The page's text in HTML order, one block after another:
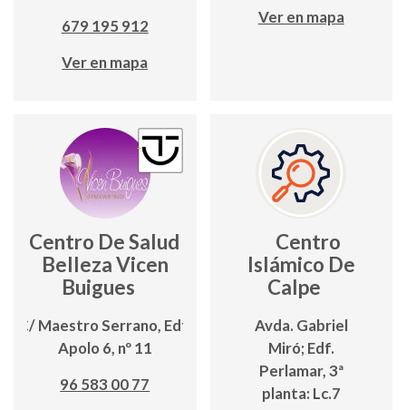
679 195 912
Ver en mapa
Ver en mapa
Centro De Salud y
Belleza Vicen
Buigues
C/ Maestro Serrano, Edf.
Apolo 6, nº 11
96 583 00 77
Centro
Islámico De
Calpe
Avda. Gabriel
Miró; Edf.
Perlamar, 3ª
planta: Lc.7